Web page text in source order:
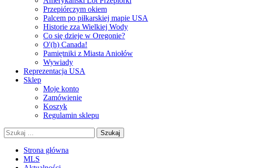
Przepiórczym okiem
Palcem po piłkarskiej mapie USA
Historie zza Wielkiej Wody
Co się dzieje w Oregonie?
O'(h) Canada!
Pamiętniki z Miasta Aniołów
Wywiady
Reprezentacja USA
Sklep
Moje konto
Zamówienie
Koszyk
Regulamin sklepu
Szukaj:
Strona główna
MLS